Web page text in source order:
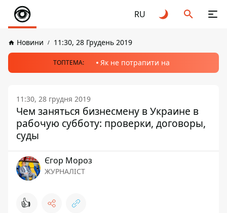
RU
Новини 11:30, 28 Грудень 2019
ТОПТЕМА: Як не потрапити на
11:30, 28 грудня 2019
Чем заняться бизнесмену в Украине в
рабочую субботу: проверки, договоры,
суды
Єгор Мороз
ЖУРНАЛІСТ
👍